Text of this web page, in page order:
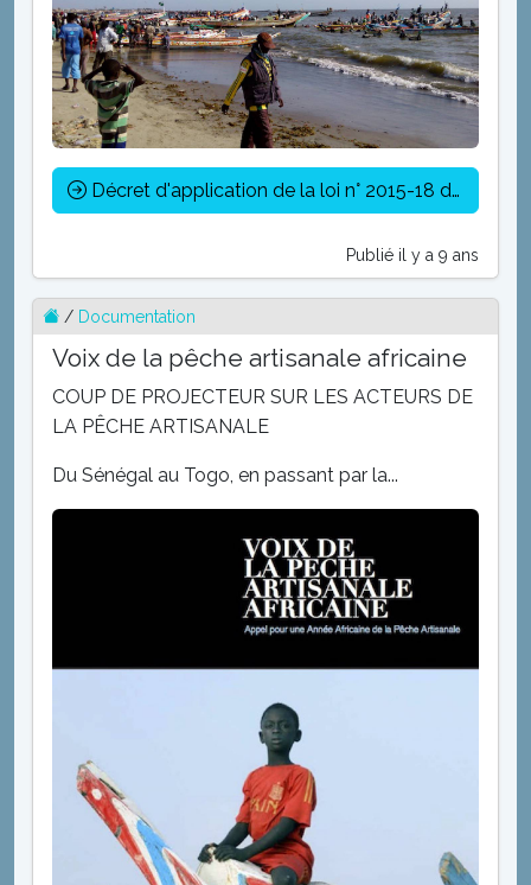
Décret d'application de la loi n° 2015-18 du 13 Juillet 2015 portant Code de la Pêche maritime
Publié il y a 9 ans
/ Documentation
Voix de la pêche artisanale africaine
COUP DE PROJECTEUR SUR LES ACTEURS DE
LA PÊCHE ARTISANALE
Du Sénégal au Togo, en passant par la...